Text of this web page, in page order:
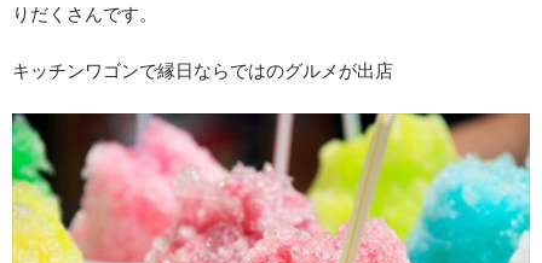
りだくさんです。
キッチンワゴンで縁日ならではのグルメが出店